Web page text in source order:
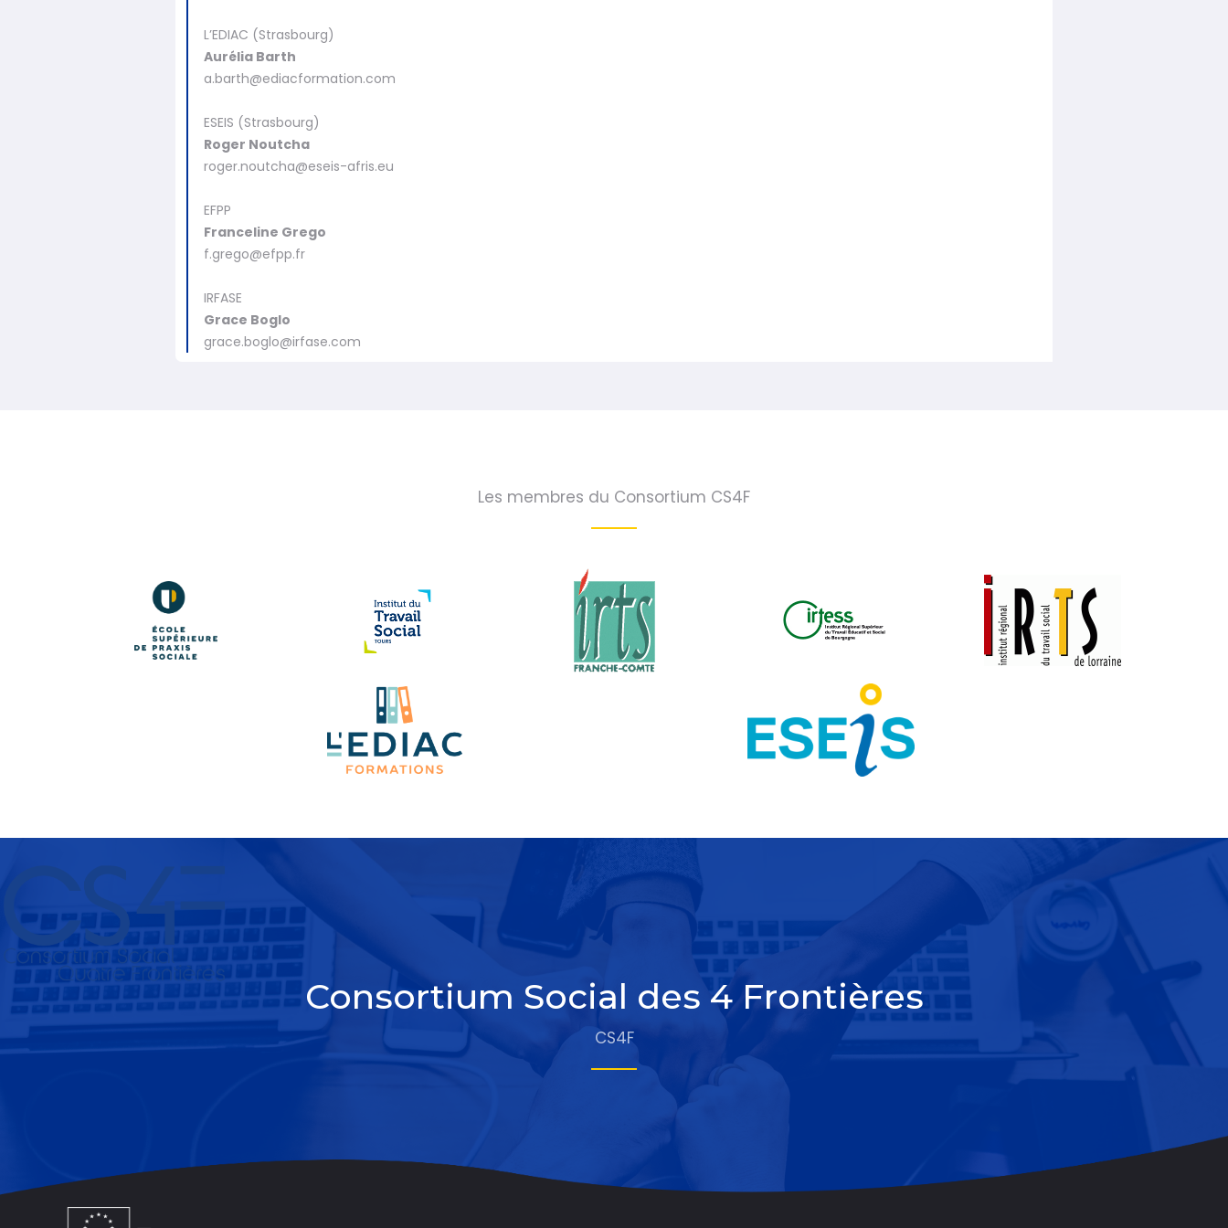
L’EDIAC (Strasbourg)
Aurélia Barth
a.barth@ediacformation.com
ESEIS (Strasbourg)
Roger Noutcha
roger.noutcha@eseis-afris.eu
EFPP
Franceline Grego
f.grego@efpp.fr
IRFASE
Grace Boglo
grace.boglo@irfase.com
Les membres du Consortium CS4F
Consortium Social des 4 Frontières
CS4F